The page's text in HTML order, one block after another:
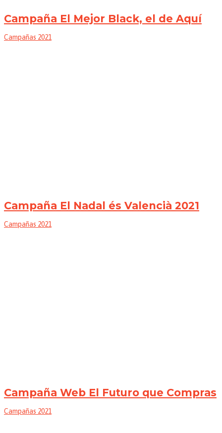
Campaña El Mejor Black, el de Aquí
Campañas 2021
Campaña El Nadal és Valencià 2021
Campañas 2021
Campaña Web El Futuro que Compras
Campañas 2021